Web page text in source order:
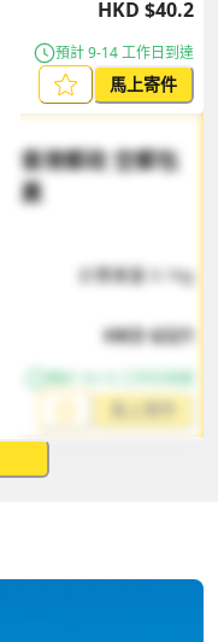
HKD $40.2
預計 9-14 工作日到達
馬上寄件
香港郵政 空郵包
裹
計費重量 0.1kg
HKD$321
預計 10-15 工作日到達